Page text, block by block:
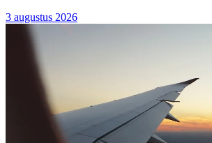
3 augustus 2026